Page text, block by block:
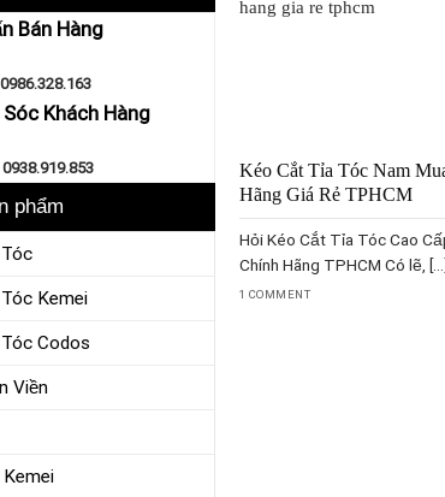
Bán Hàng
0986.328.163
Khách Hàng
0938.919.853
phẩm
Kemei
Codos
Viền
Kemei
Kéo Cắt Tỉa Tóc Nam
Hãng Giá Rẻ TPHCM
Hỏi Kéo Cắt Tỉa Tóc Cao
Chính Hãng TPHCM Có lẽ, [...]
1 COMMENT